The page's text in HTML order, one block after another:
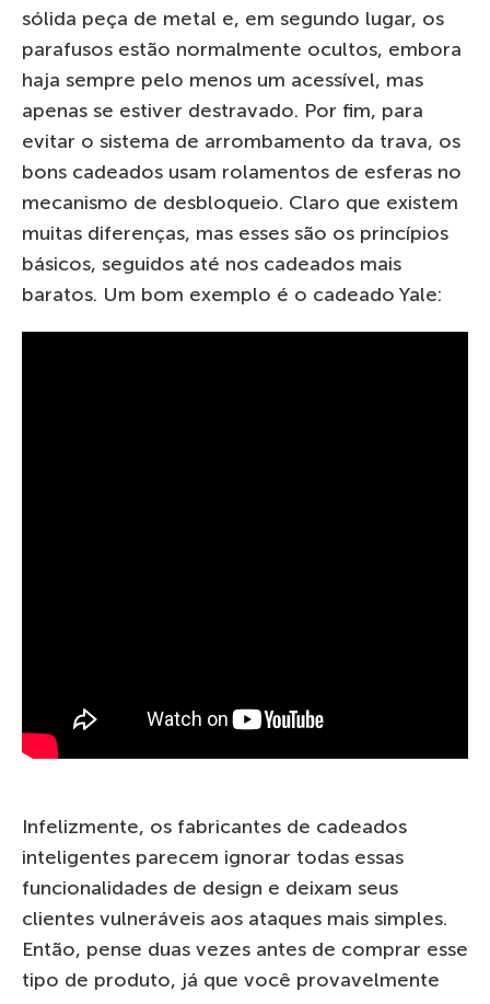
sólida peça de metal e, em segundo lugar, os
parafusos estão normalmente ocultos, embora
haja sempre pelo menos um acessível, mas
apenas se estiver destravado. Por fim, para
evitar o sistema de arrombamento da trava, os
bons cadeados usam rolamentos de esferas no
mecanismo de desbloqueio. Claro que existem
muitas diferenças, mas esses são os princípios
básicos, seguidos até nos cadeados mais
baratos. Um bom exemplo é o cadeado Yale:
Infelizmente, os fabricantes de cadeados
inteligentes parecem ignorar todas essas
funcionalidades de design e deixam seus
clientes vulneráveis aos ataques mais simples.
Então, pense duas vezes antes de comprar esse
tipo de produto, já que você provavelmente